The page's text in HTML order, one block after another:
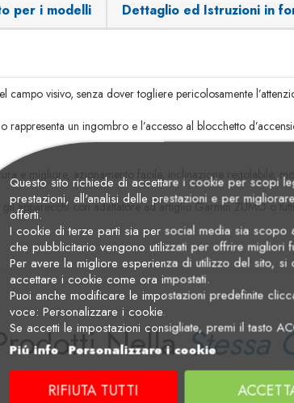
per i modelli Dettaglio ed Istruzioni in
campo visivo, senza dover togliere pericolosamente
un ingombro e l’accesso al blocchetto
e migliore, azionamento facile, inclinazione regolabile,
apparecchi con adattatore ad artiglio Garmin ZUMO o
NellaStessa
Questo sito richiede di accettare i cookie per scopi
prestazioni, all'analisi delle prestazioni e per
offerti.
I cookie di terze parti sia per social media sia scopo
che pubblicitario vengono utilizzati per offrire migliori
Per avere la migliore esperienza di utilizzo del sito, si
accettare i cookie come ora impostati.
Puoi anche modificare le impostazioni predefinite
voce: Personalizzare i cookie.
Se accetti le impostazioni consigliate, premi il tasto
Piú info Personalizzare i cookie
RIFIUTA TUTTI